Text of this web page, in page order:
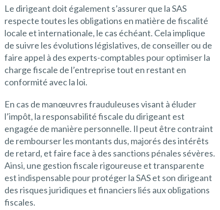
Le dirigeant doit également s’assurer que la SAS
respecte toutes les obligations en matière de fiscalité
locale et internationale, le cas échéant. Cela implique
de suivre les évolutions législatives, de conseiller ou de
faire appel à des experts-comptables pour optimiser la
charge fiscale de l’entreprise tout en restant en
conformité avec la loi.
En cas de manœuvres frauduleuses visant à éluder
l’impôt, la responsabilité fiscale du dirigeant est
engagée de manière personnelle. Il peut être contraint
de rembourser les montants dus, majorés des intérêts
de retard, et faire face à des sanctions pénales sévères.
Ainsi, une gestion fiscale rigoureuse et transparente
est indispensable pour protéger la SAS et son dirigeant
des risques juridiques et financiers liés aux obligations
fiscales.